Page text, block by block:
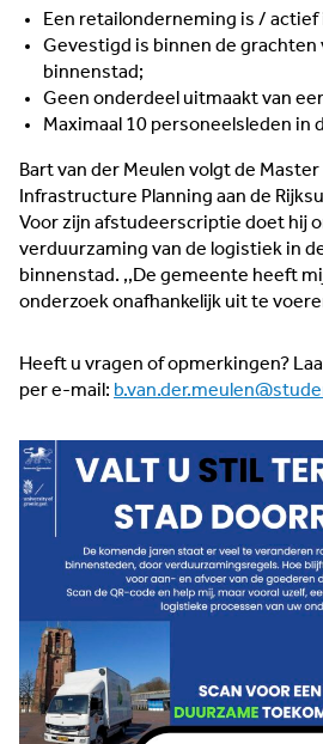
Een retailonderneming is / actief
Gevestigd is binnen de grachten
binnenstad;
Geen onderdeel uitmaakt van
Maximaal 10 personeelsleden in
Bart van der Meulen volgt de
Infrastructure Planning aan de
Voor zijn afstudeerscriptie doet hij
verduurzaming van de logistiek in
binnenstad. ,,De gemeente heeft
onderzoek onafhankelijk uit te
Heeft u vragen of opmerkingen?
per e-mail: